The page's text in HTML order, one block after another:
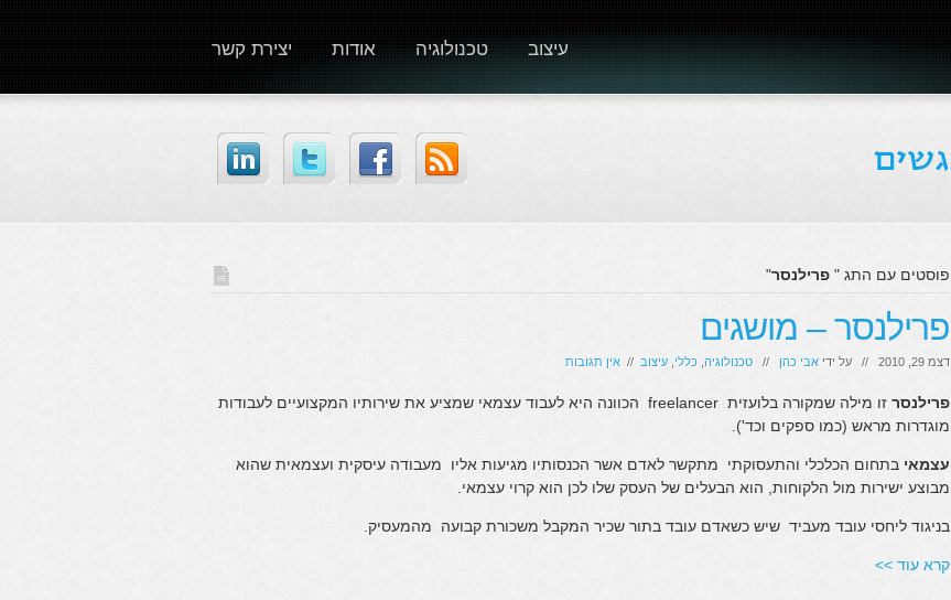
יצירת קשר אודות טכנולוגיה עיצוב
פוסטים עם התג " פרילנסר"
פרילנסר – מושגים
דצמ 29, 2010 // על ידי אבי כהן // טכנולוגיה כללי עיצוב // אין תגובות
פרילנסר
זו מילה שמקורה בלועזית freelancer הכוונה היא לעבוד עצמאי שמציע את שירותיו המקצועיים לעבודות
מוגדרות מראש (כמו ספקים וכד').
עצמאי בתחום הכלכלי והתעסוקתי מתקשר לאדם אשר הכנסותיו מגיעות אליו מעבודה עיסקית ועצמאית שהוא
מבוצע ישירות מול הלקוחות, הוא הבעלים של העסק שלו לכן הוא קרוי עצמאי.
בניגוד ליחסי עובד מעביד שיש כשאדם עובד בתור שכיר המקבל משכורת קבועה מהמעסיק.
קרא עוד >>